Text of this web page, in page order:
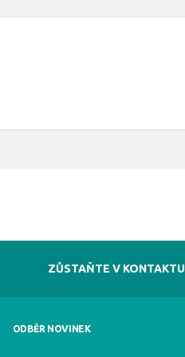
ZŮSTAŇTE V KONTAKTU
ODBĚR NOVINEK